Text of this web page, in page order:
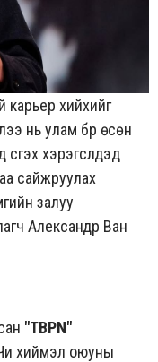
карьер хийхийг
нь улам бүр өсөн
хэрэгслүүдэд
сайжруулах
залуу
Александр Ван
"TBPN"
хиймэл оюуны